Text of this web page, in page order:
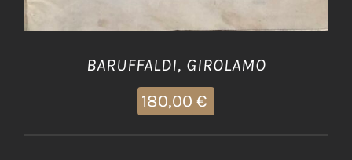
BARUFFALDI, GIROLAMO
180,00 €